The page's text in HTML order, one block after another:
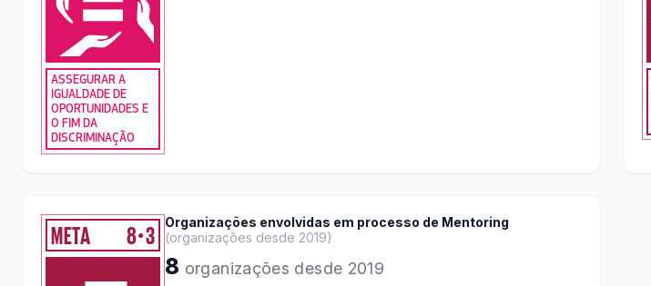
ASSEGURAR A
IGUALDADE DE
OPORTUNIDADES E
O FIM DA
DISCRIMINAÇÃO
META 8●3
Organizações envolvidas em processo de Mentoring
(organizações desde 2019)
8 organizações desde 2019